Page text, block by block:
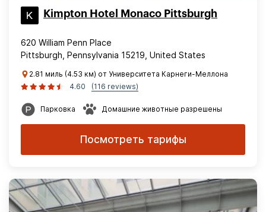
Kimpton Hotel Monaco Pittsburgh
620 William Penn Place
Pittsburgh, Pennsylvania 15219, United States
2.81 миль (4.53 км) от Университета Карнеги-Меллона
4.60
(116 reviews)
Парковка Домашние животные разрешены
Посмотреть тарифы